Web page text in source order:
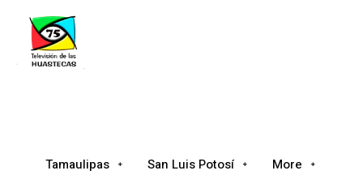
Tamaulipas San Luis Potosí More